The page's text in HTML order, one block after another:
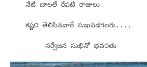
నేటి బాల‌లే రేప‌టి రాజులు
క‌ష్ట౦ తెలిసిన‌వారే సుఖ‌ప‌డ‌గ‌ల‌రు....
స‌ర్వేజ‌న‌ సుఖినో భ‌వ౦తు